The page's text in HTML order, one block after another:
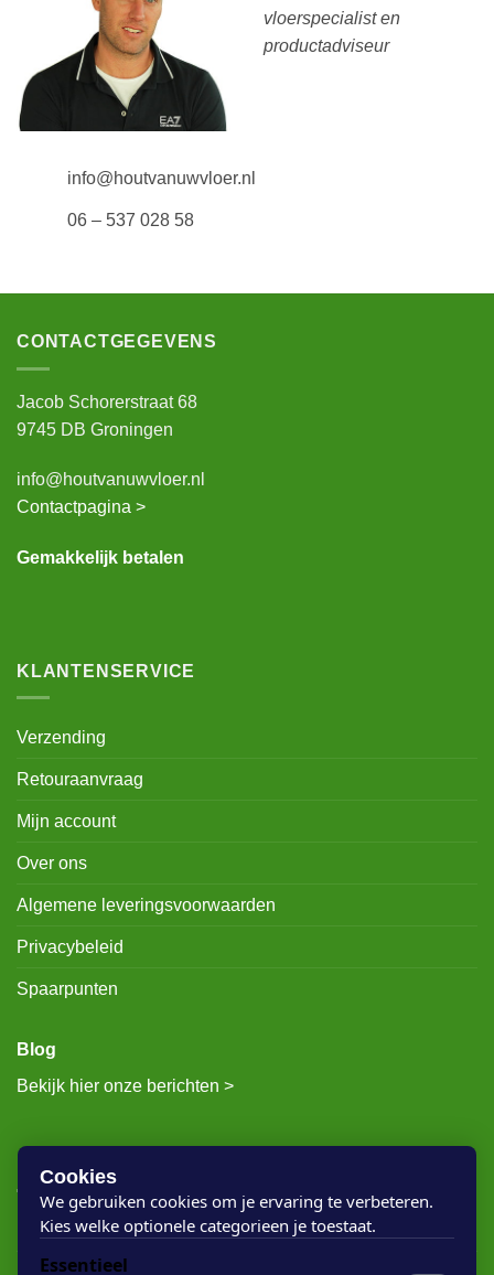
vloerspecialist en
productadviseur
info@houtvanuwvloer.nl
06 – 537 028 58
CONTACTGEGEVENS
Jacob Schorerstraat 68
9745 DB Groningen
info@houtvanuwvloer.nl
Contactpagina >
Gemakkelijk betalen
KLANTENSERVICE
Verzending
Retouraanvraag
Mijn account
Over ons
Algemene leveringsvoorwaarden
Privacybeleid
Spaarpunten
Blog
Bekijk hier onze berichten >
Rigostep Skylt
Cookies
We gebruiken cookies om je ervaring te verbeteren.
Kies welke optionele categorieen je toestaat.
Essentieel